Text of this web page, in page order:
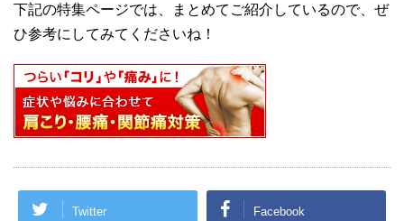
下記の特集ページでは、まとめてご紹介しているので、ぜ
ひ参考にしてみてくださいね！
Twitter Facebook